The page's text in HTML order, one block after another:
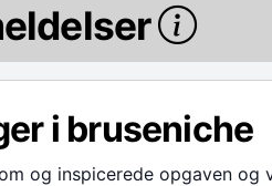
i bruseniche
og inspicerede opgaven og